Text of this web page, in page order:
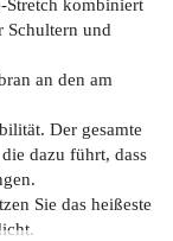
Stretch kombiniert
Schultern und
an den am
​Der gesamte
dazu führt, dass
Sie das heißeste